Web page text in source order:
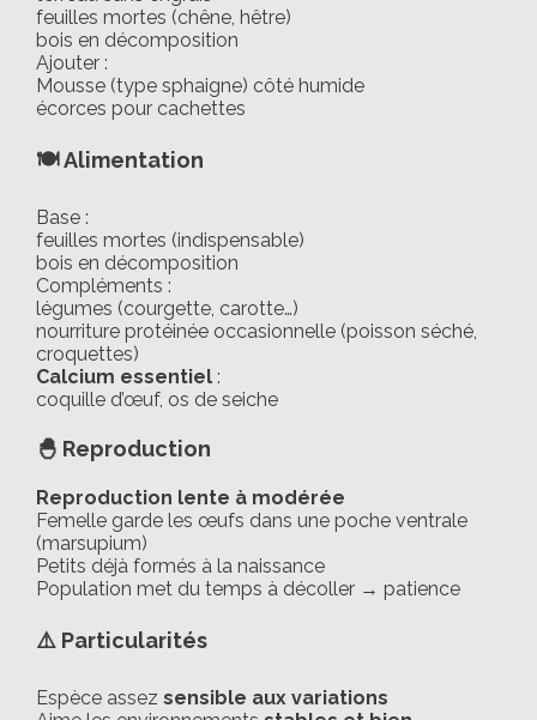
feuilles mortes (chêne, hêtre)
bois en décomposition
Ajouter :
Mousse (type sphaigne) côté humide
écorces pour cachettes
🍽️ Alimentation
Base :
feuilles mortes (indispensable)
bois en décomposition
Compléments :
légumes (courgette, carotte…)
nourriture protéinée occasionnelle (poisson séché,
croquettes)
Calcium essentiel :
coquille d’œuf, os de seiche
🐣 Reproduction
Reproduction lente à modérée
Femelle garde les œufs dans une poche ventrale
(marsupium)
Petits déjà formés à la naissance
Population met du temps à décoller → patience
⚠️ Particularités
Espèce assez sensible aux variations